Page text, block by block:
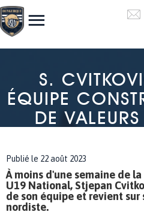
S.
ÉQUIPE
DE
Publié le 22 août 2023
À moins d'une semaine de
U19 National, Stjepan
de son équipe et revient
nordiste.